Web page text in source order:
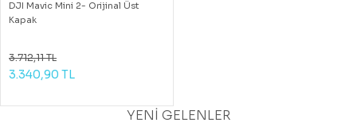
DJI Mavic Mini 2- Orijinal Üst
Kapak
3.712,11 TL
3.340,90 TL
YENİ GELENLER